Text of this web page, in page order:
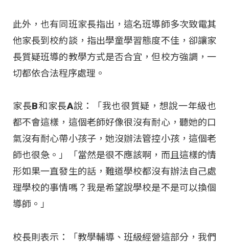
此外，也有同班家長指出，這名班導師多次致電其
他家長到校約談，指出學童學習態度不佳，卻讓家
長質疑班導的教學方式是否合宜，但校方強調，一
切都依合法程序處理。
家長B和家長A說：「我也很質疑，想說一年級也
都不會這樣，這個老師好像很沒有耐心，聽她的口
氣沒有耐心帶小孩子，她沒辦法管控小孩，這個老
師也很急。」「當然是很不應該啊，而且這樣的情
形如果一直發生的話，難道學校都沒有辦法自己處
理學校的事情嗎？我是希望說學校是不是可以換個
導師。」
校長則表示：「教學輔導、班級經營這部分，我們